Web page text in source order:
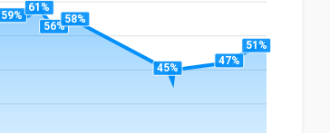
59%
61%
56%
58%
45%
47%
51%